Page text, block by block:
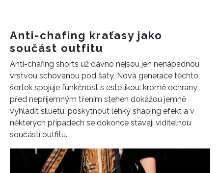
Anti-chafing kraťasy jako
součást outfitu
Anti-chafing shorts už dávno nejsou jen nenápadnou
vrstvou schovanou pod šaty. Nová generace těchto
šortek spojuje funkčnost s estetikou: kromě ochrany
před nepříjemným třením stehen dokážou jemně
vyhladit siluetu, poskytnout lehký shaping efekt a v
některých případech se dokonce stávají viditelnou
součástí outfitu.